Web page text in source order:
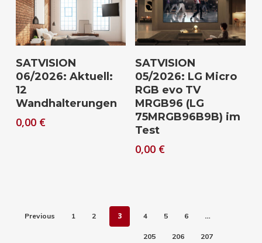
Download
SATVISION
06/2026: Aktuell:
12
Wandhalterungen
0,00 €
Download
SATVISION
05/2026: LG Micro
RGB evo TV
MRGB96 (LG
75MRGB96B9B) im
Test
0,00 €
Previous 1 2 3 4 5 6 …
205 206 207